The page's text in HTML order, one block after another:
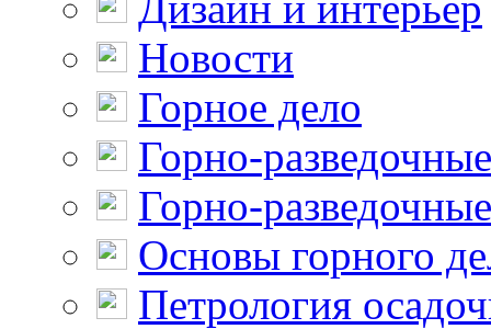
Новости
Горное дело
Горно-
Горно-
Основы горного
Петрология